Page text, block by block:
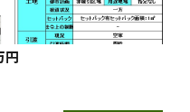
円